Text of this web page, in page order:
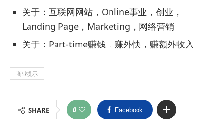
关于：互联网网站，Online事业，创业，
Landing Page，Marketing，网络营销
关于：Part-time赚钱，赚外快，赚额外收入
商业提示
SHARE 0 Facebook